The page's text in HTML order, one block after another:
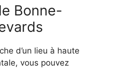
Bonne-
d’un lieu à haute
vous pouvez